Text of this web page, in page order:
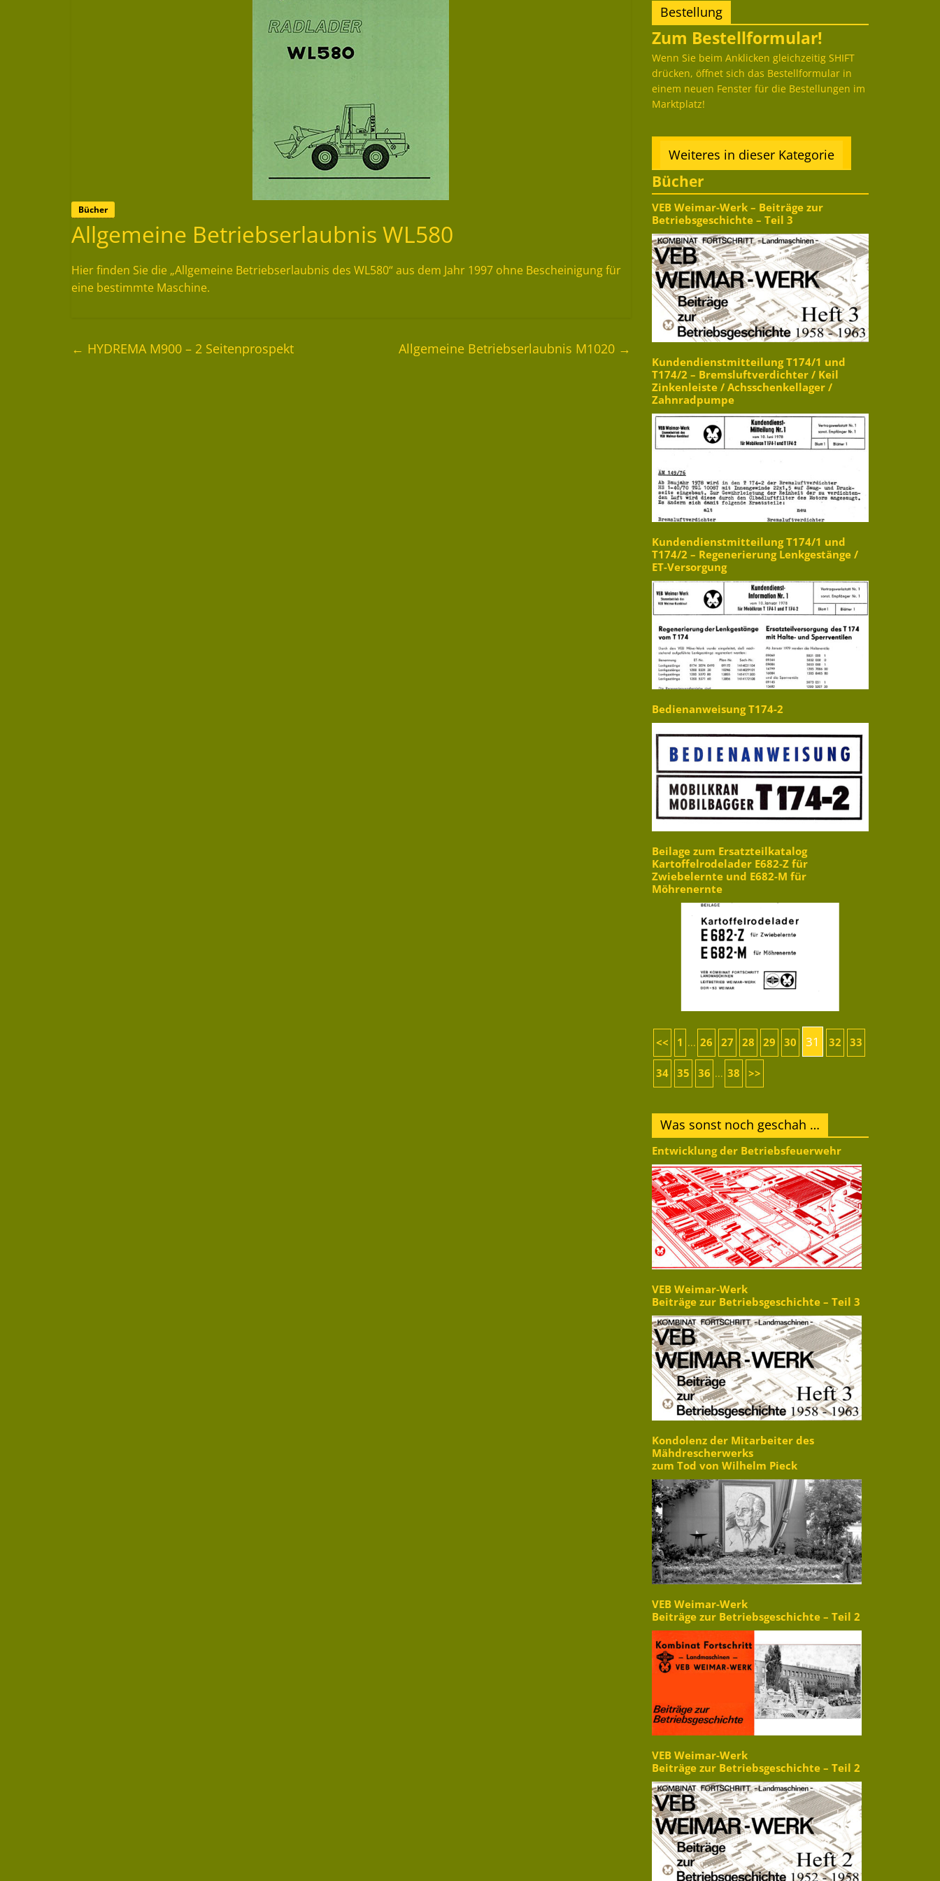
Bücher
Allgemeine Betriebserlaubnis WL580
Hier finden Sie die „Allgemeine Betriebserlaubnis des WL580“ aus dem Jahr 1997 ohne Bescheinigung für
eine bestimmte Maschine.
← HYDREMA M900 – 2 Seitenprospekt Allgemeine Betriebserlaubnis M1020 →
Bestellung
Zum Bestellformular!
Wenn Sie beim Anklicken gleichzeitig SHIFT
drücken, öffnet sich das Bestellformular in
einem neuen Fenster für die Bestellungen im
Marktplatz!
Weiteres in dieser Kategorie
Bücher
VEB Weimar-Werk – Beiträge zur
Betriebsgeschichte – Teil 3
Kundendienstmitteilung T174/1 und
T174/2 – Bremsluftverdichter / Keil
Zinkenleiste / Achsschenkellager /
Zahnradpumpe
Kundendienstmitteilung T174/1 und
T174/2 – Regenerierung Lenkgestänge /
ET-Versorgung
Bedienanweisung T174-2
Beilage zum Ersatzteilkatalog
Kartoffelrodelader E682-Z für
Zwiebelernte und E682-M für
Möhrenernte
<< 1 ... 26 27 28 29 30 31 32 33
34 35 36 ... 38 >>
Was sonst noch geschah …
Entwicklung der Betriebsfeuerwehr
VEB Weimar-Werk
Beiträge zur Betriebsgeschichte – Teil 3
Kondolenz der Mitarbeiter des
Mähdrescherwerks
zum Tod von Wilhelm Pieck
VEB Weimar-Werk
Beiträge zur Betriebsgeschichte – Teil 2
VEB Weimar-Werk
Beiträge zur Betriebsgeschichte – Teil 2